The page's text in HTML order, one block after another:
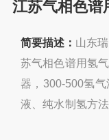
江苏气相色谱
简要描述： 山东
苏气相色谱用氢
器，300-500氢
液、纯水制氢方